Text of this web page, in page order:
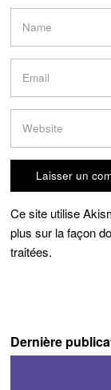
Ce site utilise
plus sur la façon
traitées.
Dernière